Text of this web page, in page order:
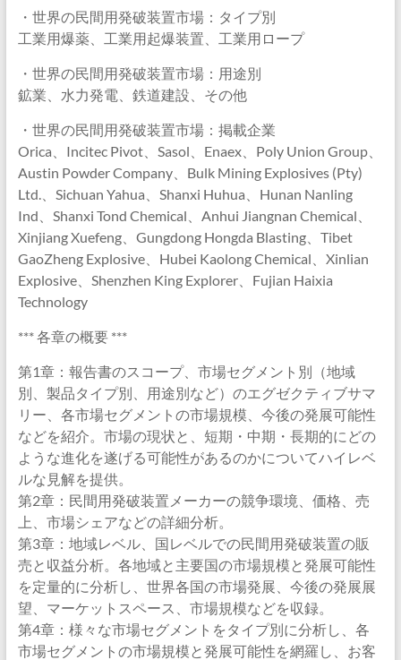
・世界の民間用発破装置市場：タイプ別
工業用爆薬、工業用起爆装置、工業用ロープ
・世界の民間用発破装置市場：用途別
鉱業、水力発電、鉄道建設、その他
・世界の民間用発破装置市場：掲載企業
Orica、Incitec Pivot、Sasol、Enaex、Poly Union Group、
Austin Powder Company、Bulk Mining Explosives (Pty)
Ltd.、Sichuan Yahua、Shanxi Huhua、Hunan Nanling
Ind、Shanxi Tond Chemical、Anhui Jiangnan Chemical、
Xinjiang Xuefeng、Gungdong Hongda Blasting、Tibet
GaoZheng Explosive、Hubei Kaolong Chemical、Xinlian
Explosive、Shenzhen King Explorer、Fujian Haixia
Technology
*** 各章の概要 ***
第1章：報告書のスコープ、市場セグメント別（地域
別、製品タイプ別、用途別など）のエグゼクティブサマ
リー、各市場セグメントの市場規模、今後の発展可能性
などを紹介。市場の現状と、短期・中期・長期的にどの
ような進化を遂げる可能性があるのかについてハイレベ
ルな見解を提供。
第2章：民間用発破装置メーカーの競争環境、価格、売
上、市場シェアなどの詳細分析。
第3章：地域レベル、国レベルでの民間用発破装置の販
売と収益分析。各地域と主要国の市場規模と発展可能性
を定量的に分析し、世界各国の市場発展、今後の発展展
望、マーケットスペース、市場規模などを収録。
第4章：様々な市場セグメントをタイプ別に分析し、各
市場セグメントの市場規模と発展可能性を網羅し、お客